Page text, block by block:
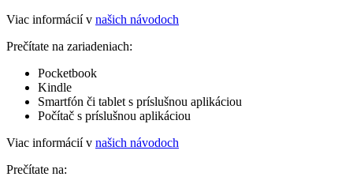
Viac informácií v našich návodoch
Prečítate na zariadeniach:
Pocketbook
Kindle
Smartfón či tablet s príslušnou aplikáciou
Počítač s príslušnou aplikáciou
Viac informácií v našich návodoch
Prečítate na: